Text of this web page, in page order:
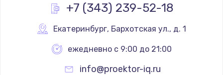
+7 (343) 239-52-18
Екатеринбург, Бархотская ул., д. 1
ежедневно с 9:00 до 21:00
info@proektor-iq.ru